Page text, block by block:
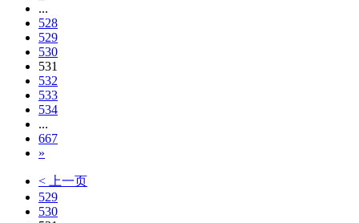
...
528
529
530
531
532
533
534
...
667
»
< 上一页
529
530